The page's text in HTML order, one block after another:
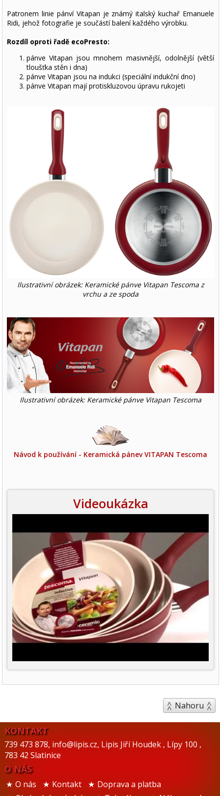
Patronem linie pánví Vitapan je známý italský kuchař Emanuele
Ridi, jehož fotografie je součástí balení každého výrobku.
Rozdíl oproti řadě ecoPresto:
pánve Vitapan jsou mnohem masivnější, odolnější (větší
tloušťka stěn i dna)
pánve Vitapan jsou na indukci (speciální indukční dno)
pánve Vitapan mají protiskluzovou úpravu rukojeti
Ilustrativní obrázek: Keramické pánve Vitapan Tescoma z
vrchu a ze spoda
Ilustrativní obrázek: Keramické pánve Vitapan Tescoma
Návod k používání - Keramická pánev VITAPAN Tescoma
Videoukázka
Nahoru
KONTAKT
739 473 878, info@lipis.cz, Lipis Jiří Houdek , Lípy 100 ,
783 42 Slatinice
O NÁS
O nás Kontakt
Doprava a platba